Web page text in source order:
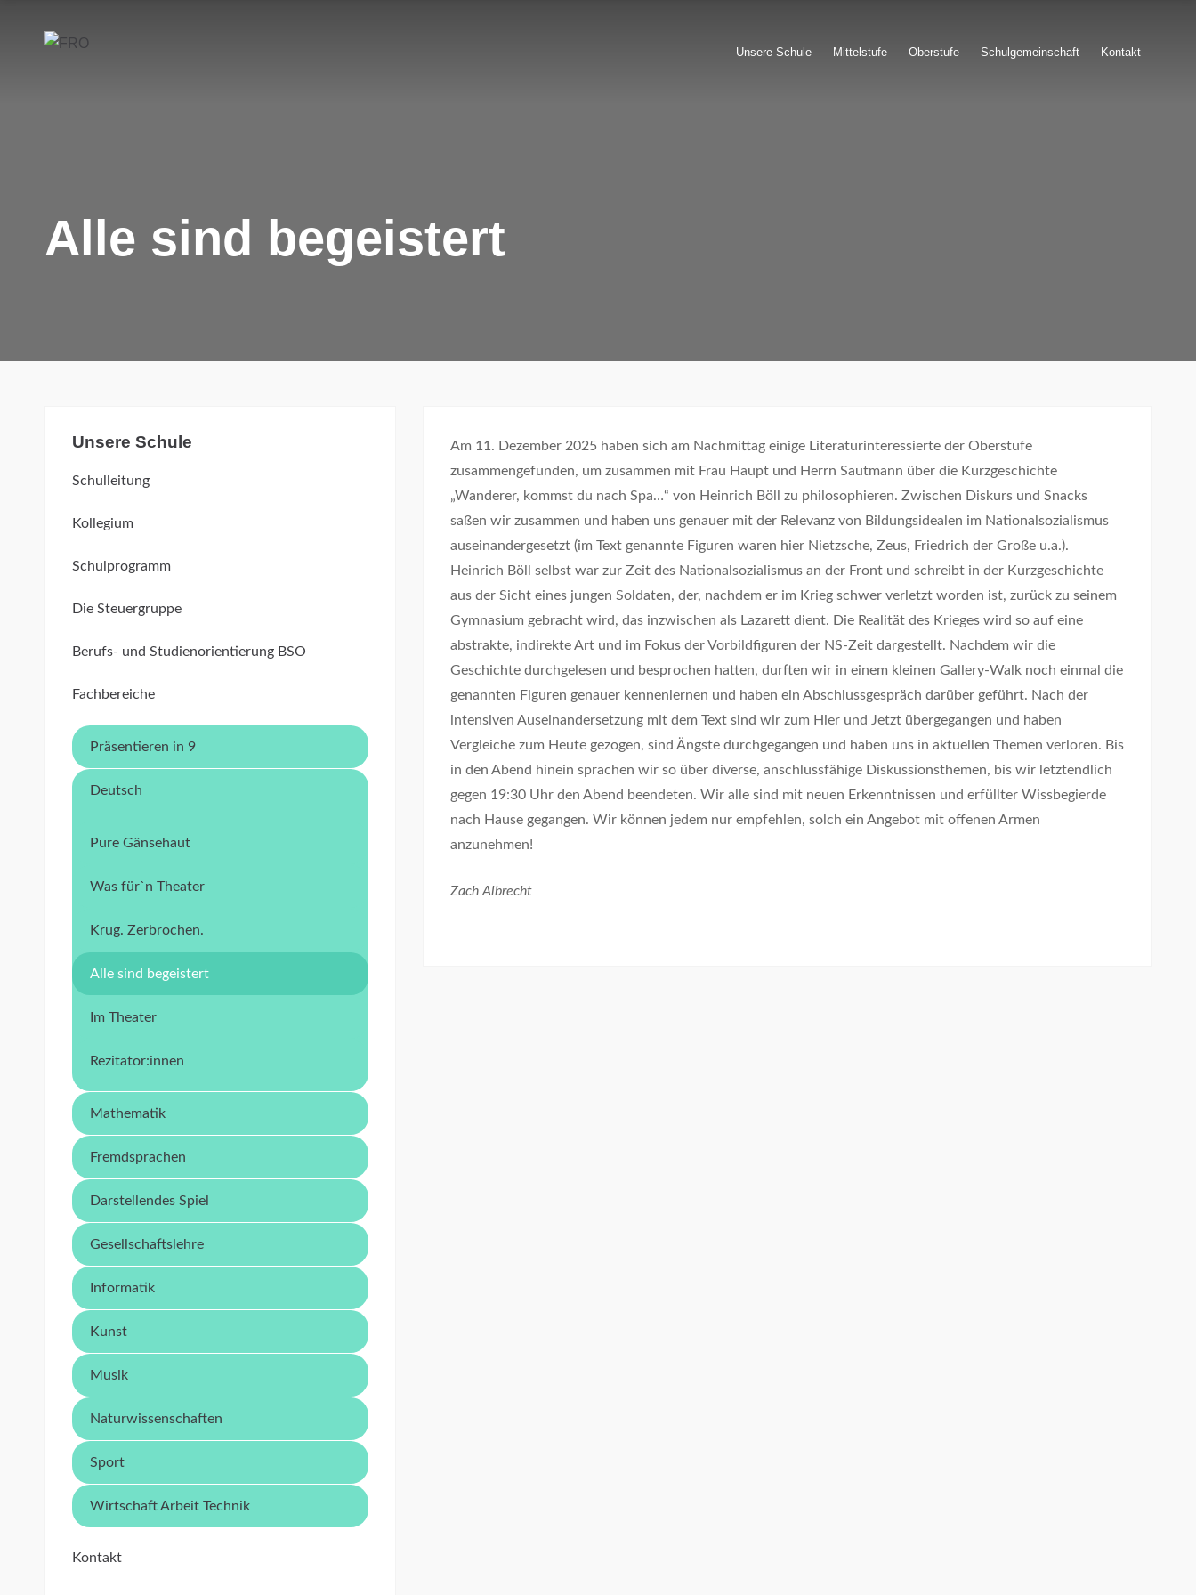
Unsere Schule Mittelstufe Oberstufe Schulgemeinschaft Kontakt
Alle sind begeistert
Am 11. Dezember 2025 haben sich am Nachmittag einige Literaturinteressierte der Oberstufe
zusammengefunden, um zusammen mit Frau Haupt und Herrn Sautmann über die Kurzgeschichte
„Wanderer, kommst du nach Spa…“ von Heinrich Böll zu philosophieren. Zwischen Diskurs und Snacks
saßen wir zusammen und haben uns genauer mit der Relevanz von Bildungsidealen im Nationalsozialismus
auseinandergesetzt (im Text genannte Figuren waren hier Nietzsche, Zeus, Friedrich der Große u.a.).
Heinrich Böll selbst war zur Zeit des Nationalsozialismus an der Front und schreibt in der Kurzgeschichte
aus der Sicht eines jungen Soldaten, der, nachdem er im Krieg schwer verletzt worden ist, zurück zu seinem
Gymnasium gebracht wird, das inzwischen als Lazarett dient. Die Realität des Krieges wird so auf eine
abstrakte, indirekte Art und im Fokus der Vorbildfiguren der NS-Zeit dargestellt. Nachdem wir die
Geschichte durchgelesen und besprochen hatten, durften wir in einem kleinen Gallery-Walk noch einmal die
genannten Figuren genauer kennenlernen und haben ein Abschlussgespräch darüber geführt. Nach der
intensiven Auseinandersetzung mit dem Text sind wir zum Hier und Jetzt übergegangen und haben
Vergleiche zum Heute gezogen, sind Ängste durchgegangen und haben uns in aktuellen Themen verloren. Bis
in den Abend hinein sprachen wir so über diverse, anschlussfähige Diskussionsthemen, bis wir letztendlich
gegen 19:30 Uhr den Abend beendeten. Wir alle sind mit neuen Erkenntnissen und erfüllter Wissbegierde
nach Hause gegangen. Wir können jedem nur empfehlen, solch ein Angebot mit offenen Armen
anzunehmen!
Zach Albrecht
Unsere Schule
Schulleitung
Kollegium
Schulprogramm
Die Steuergruppe
Berufs- und Studienorientierung BSO
Fachbereiche
Präsentieren in 9
Deutsch
Pure Gänsehaut
Was für`n Theater
Krug. Zerbrochen.
Alle sind begeistert
Im Theater
Rezitator:innen
Mathematik
Fremdsprachen
Darstellendes Spiel
Gesellschaftslehre
Informatik
Kunst
Musik
Naturwissenschaften
Sport
Wirtschaft Arbeit Technik
Kontakt